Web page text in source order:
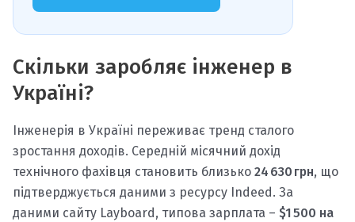
Скільки заробляє інженер в
Україні?
Інженерія в Україні переживає тренд сталого
зростання доходів. Середній місячний дохід
технічного фахівця становить близько 24 630 грн, що
підтверджується даними з ресурсу Indeed. За
даними сайту Layboard, типова зарплата – $1 500 на